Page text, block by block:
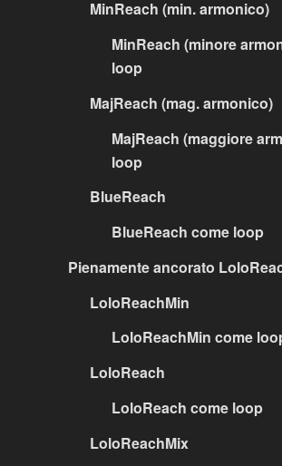
MinReach (min. armonico)
MinReach (minore
loop
MajReach (mag. armonico)
MajReach (maggiore
loop
BlueReach
BlueReach come loop
Pienamente ancorato
LoloReachMin
LoloReachMin come
LoloReach
LoloReach come loop
LoloReachMix